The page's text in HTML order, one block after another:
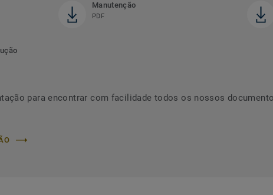
Manutenção
PDF
para encontrar com facilidade todos os nossos